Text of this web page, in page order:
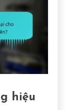
hiệu